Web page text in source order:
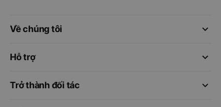
keyboard_arrow_down
Về chúng tôi
keyboard_arrow_down
Hỗ trợ
keyboard_arrow_down
Trở thành đối tác